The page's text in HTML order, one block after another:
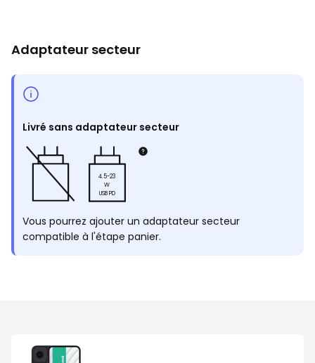
Adaptateur secteur
Livré sans adaptateur secteur
4.5-23
W
USB PD
Vous pourrez ajouter un adaptateur secteur
compatible à l'étape panier.